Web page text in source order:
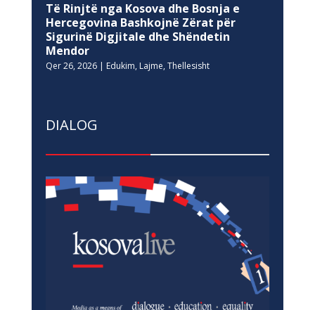
Të Rinjtë nga Kosova dhe Bosnja e
Hercegovina Bashkojnë Zërat për
Sigurinë Digjitale dhe Shëndetin
Mendor
Qer 26, 2026| Edukim, Lajme, Thellesisht
DIALOG